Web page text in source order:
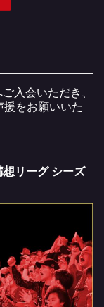
入会いただき、
をお願いいた
リーグ シーズ